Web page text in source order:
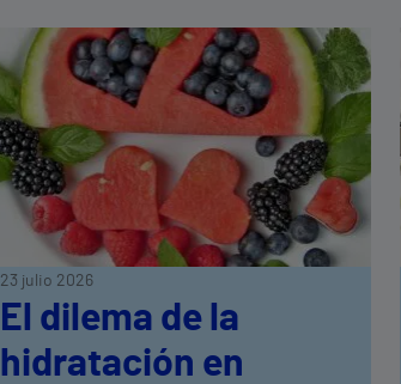
23 julio 2026
El dilema de la
hidratación en